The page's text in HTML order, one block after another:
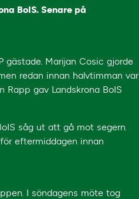
BoIS. Senare på
gästade. Marijan Cosic gjorde
redan innan halvtimman var
Rapp gav Landskrona BoIS
såg ut att gå mot segern.
eftermiddagen innan
I söndagens möte tog